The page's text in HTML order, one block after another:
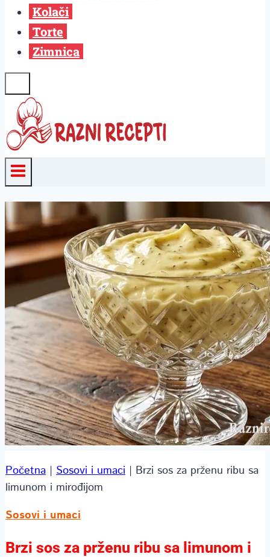
Kolači
Torte
Zimnica
Početna | Sosovi i umaci | Brzi sos za prženu ribu sa
limunom i mirođijom
Sosovi i umaci
Brzi sos za prženu ribu sa limunom i